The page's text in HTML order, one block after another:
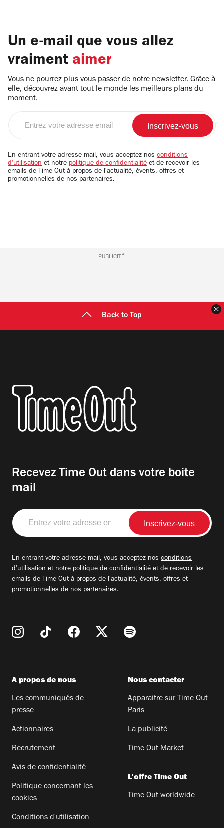
Un e-mail que vous allez
vraiment aimer
Vous ne pourrez plus vous passer de notre newsletter. Grâce à
elle, découvrez avant tout le monde les meilleurs plans du
moment.
email
En entrant votre adresse mail, vous acceptez nos conditions
d'utilisation et notre politique de confidentialité et de recevoir les
emails de Time Out à propos de l'actualité, évents, offres et
promotionnelles de nos partenaires.
PUBLICITÉ
Back to Top
Recevez Time Out dans votre boite
mail
Entrez
votre
adresse
En entrant votre adresse mail, vous acceptez nos conditions
d'utilisation et notre politique de confidentialité et de recevoir les
emails de Time Out à propos de l'actualité, évents, offres et
promotionnelles de nos partenaires.
A propos de nous
Les communiqués de
presse
Actionnaires
Recrutement
Avis de confidentialité
Politique concernant les
cookies
Conditions d'utilisation
Nous contacter
Apparaitre sur Time Out
Paris
La publicité
Time Out Market
L'offre Time Out
Time Out worldwide